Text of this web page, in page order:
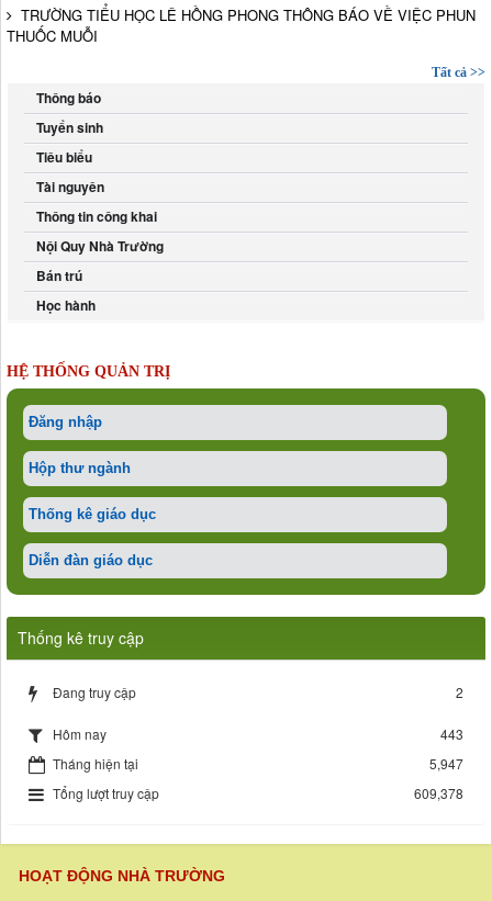
TRƯỜNG TIỂU HỌC LÊ HỒNG PHONG THÔNG BÁO VỀ VIỆC PHUN
THUỐC MUỖI
Tất cả >>
Thông báo
Tuyển sinh
Tiêu biểu
Tài nguyên
Thông tin công khai
Nội Quy Nhà Trường
Bán trú
Học hành
HỆ THỐNG QUẢN TRỊ
Đăng nhập
Hộp thư ngành
Thống kê giáo dục
Diễn đàn giáo dục
Thống kê truy cập
Đang truy cập 2
Hôm nay
443
Tháng hiện tại
5,947
Tổng lượt truy cập
609,378
HOẠT ĐỘNG NHÀ TRƯỜNG